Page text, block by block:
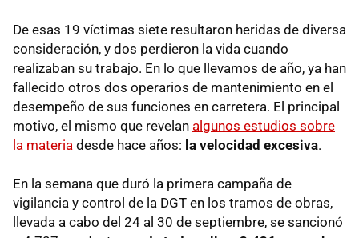
De esas 19 víctimas siete resultaron heridas de diversa
consideración, y dos perdieron la vida cuando
realizaban su trabajo. En lo que llevamos de año, ya han
fallecido otros dos operarios de mantenimiento en el
desempeño de sus funciones en carretera. El principal
motivo, el mismo que revelan algunos estudios sobre
la materia desde hace años: la velocidad excesiva.
En la semana que duró la primera campaña de
vigilancia y control de la DGT en los tramos de obras,
llevada a cabo del 24 al 30 de septiembre, se sancionó